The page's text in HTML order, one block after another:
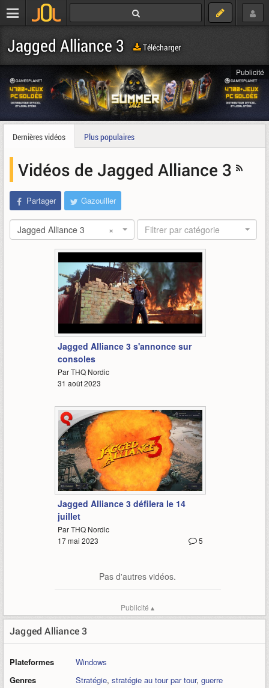
Jagged Alliance 3 Télécharger
Publicité
Dernières vidéos Plus populaires
Vidéos de Jagged Alliance 3
Partager Gazouiller
×
Jagged Alliance 3 Filtrer par catégorie
2:09
Jagged Alliance 3 s'annonce sur
consoles
Par THQ Nordic
31 août 2023
4:40
Jagged Alliance 3 défilera le 14
juillet
Par THQ Nordic
5
17 mai 2023
Pas d'autres vidéos.
Publicité ▴
Jagged Alliance 3
Plateformes
Windows
Genres
Stratégie, stratégie au tour par tour, guerre